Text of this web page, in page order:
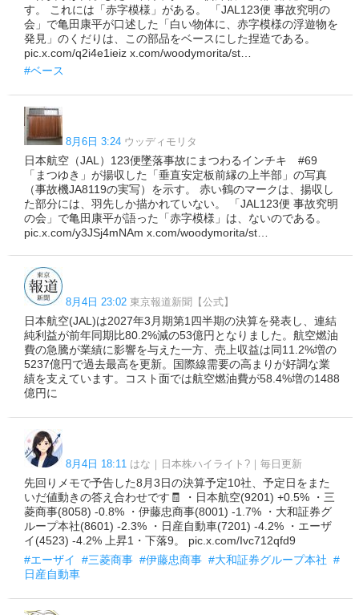
す。 これには「赤字模様」がある。 「JAL123便 事故究明の
会」で亀田康平が口述した「白い物体に、赤字模様の浮遊物を
発見」のくだりは、この部品をベースにした捏造である。
pic.x.com/q2i4e1ieiz x.com/woodymorita/st…
#ベース
8月6日 3:24 ウッディモリタ
日本航空（JAL）123便墜落事故にまつわるインチキ #69
「まつゆき」が揚収した「垂直安定板前縁の上半部」の写真
（事故機JA8119の実写）を示す。 赤い鶴のマークは、揚収し
た部分には、羽先しか描かれていない。 「JAL123便 事故究明
の会」で亀田康平が語った「赤字模様」は、ないのである。
pic.x.com/y3JSj4mNAm x.com/woodymorita/st…
8月4日 23:02 東京報道新聞【公式】
日本航空(JAL)は2027年3月期第1四半期の決算を発表し、連結
純利益が前年同期比80.2%減の53億円となりました。航空燃油
費の急騰が業績に影響を与えた一方、売上収益は同11.2%増の
5237億円で過去最高を更新。国際線需要の高まりが好調な業
績を支えています。コスト面では航空燃油費が58.4%増の1488
億円に
8月4日 18:11 はな｜日本株ハイライト?｜毎日更新
先回りメモで予告した8月3日の決算予定10社、予定日をまた
いだ値動きの答え合わせです🧾 ・日本航空(9201) +0.5% ・三
菱商事(8058) -0.8% ・伊藤忠商事(8001) -1.7% ・大和証券グ
ループ本社(8601) -2.3% ・日産自動車(7201) -4.2% ・エーザ
イ(4523) -4.2% 上昇1・下落9。 pic.x.com/Ivc712qfd9
#エーザイ
#三菱商事 #伊藤忠商事 #大和証券グループ本社 #
日産自動車